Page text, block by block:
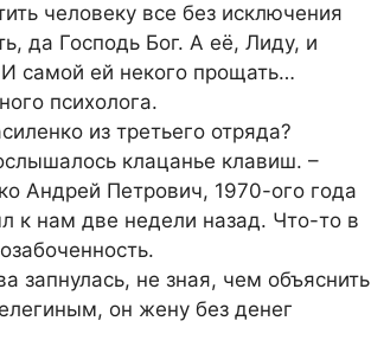
человеку все без исключения
да Господь Бог. А её, Лиду, и
самой ей некого прощать…
психолога.
из третьего отряда?
клацанье клавиш. –
Андрей Петрович, 1970-ого года
к нам две недели назад. Что-то в
запнулась, не зная, чем объяснить
он жену без денег